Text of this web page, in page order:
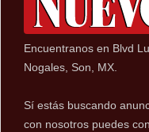
Encuentranos en Blvd
Nogales, Son, MX.
Sí estás buscando
con nosotros puedes